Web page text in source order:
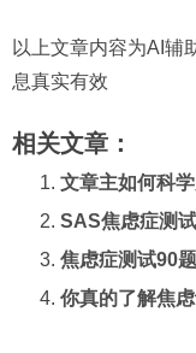
以上文章内容为AI辅
息真实有效
相关文章：
文章主如何科
SAS焦虑症测
焦虑症测试90
你真的了解焦